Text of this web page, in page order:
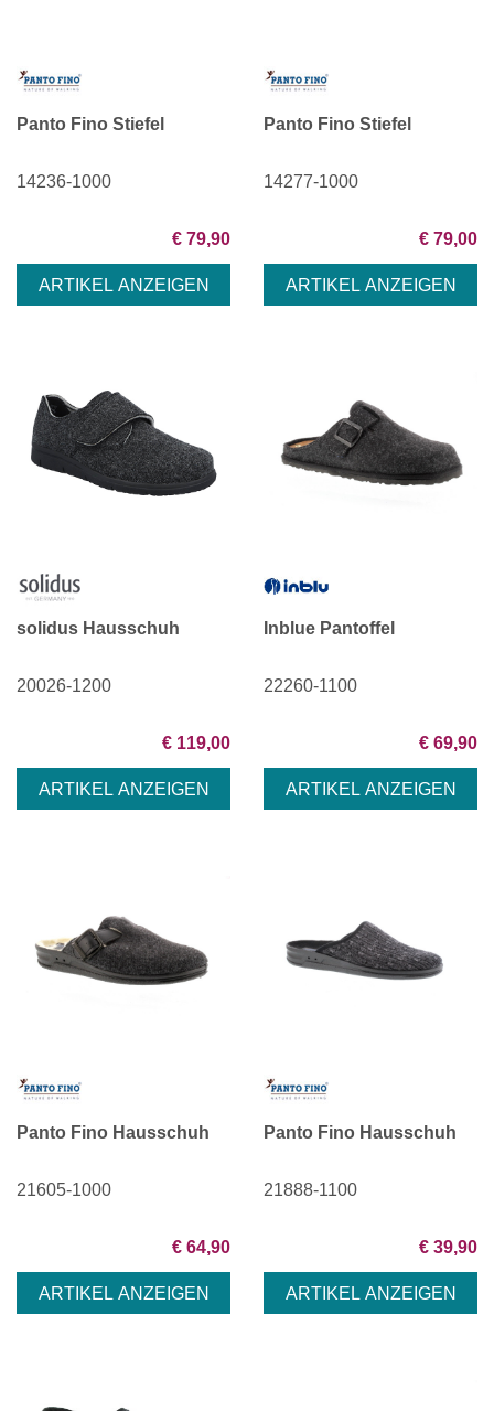
Panto Fino Stiefel
14236-1000
€ 79,90
Panto Fino Stiefel
14277-1000
€ 79,00
solidus Hausschuh
20026-1200
€ 119,00
Inblue Pantoffel
22260-1100
€ 69,90
Panto Fino Hausschuh
21605-1000
€ 64,90
Panto Fino Hausschuh
21888-1100
€ 39,90